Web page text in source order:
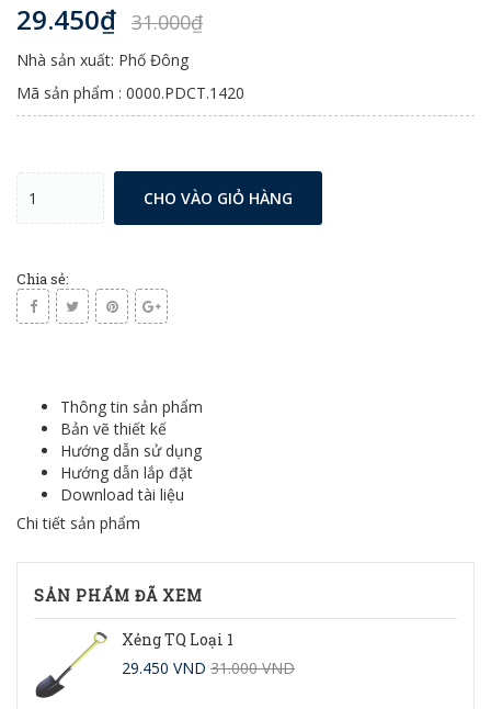
29.450₫ 31.000₫
Nhà sản xuất: Phố Đông
Mã sản phẩm : 0000.PDCT.1420
CHO VÀO GIỎ HÀNG
Chia sẻ:
Thông tin sản phẩm
Bản vẽ thiết kế
Hướng dẫn sử dụng
Hướng dẫn lắp đặt
Download tài liệu
Chi tiết sản phẩm
SẢN PHẨM ĐÃ XEM
Xẻng TQ Loại 1
29.450 VND 31.000 VND